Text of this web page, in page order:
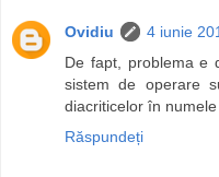
Ovidiu
4 iunie
De fapt, problema e
sistem de operare
diacriticelor în
Răspundeți